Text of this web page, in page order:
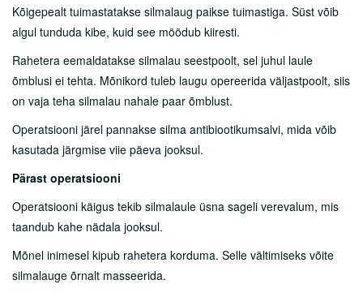
Üldine Info
Haigused
Protseduurid
Enesehooldusest
Doonorlus
Tasulised teenused
Sõeluuringud
Tervisepaketid
Kõigepealt tuimastatakse silmalaug paikse tuimastiga. Süst võib
algul tunduda kibe, kuid see möödub kiiresti.
Rahetera eemaldatakse silmalau seestpoolt, sel juhul laule
õmblusi ei tehta. Mõnikord tuleb laugu opereerida väljastpoolt, siis
on vaja teha silmalau nahale paar õmblust.
Operatsiooni järel pannakse silma antibiootikumsalvi, mida võib
kasutada järgmise viie päeva jooksul.
Pärast operatsiooni
Operatsiooni käigus tekib silmalaule üsna sageli verevalum, mis
taandub kahe nädala jooksul.
Mõnel inimesel kipub rahetera korduma. Selle vältimiseks võite
silmalauge õrnalt masseerida.